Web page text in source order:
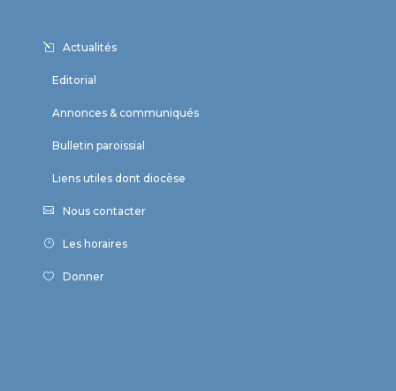
Actualités
Editorial
Annonces & communiqués
Bulletin paroissial
Liens utiles dont diocèse
Nous contacter
Les horaires
Donner